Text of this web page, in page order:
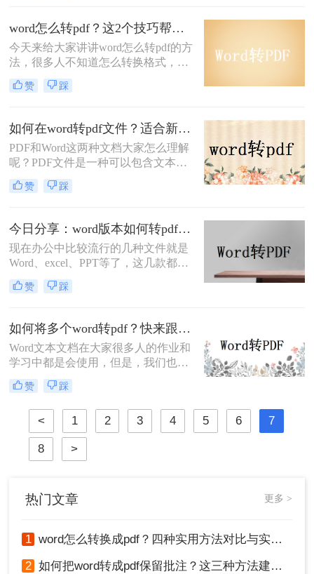
那么word文档怎么转pdf呢？方法并不
难，想要转换两者的格式，使用转换
器就能很快的完成，下面就来看看
word文档转换成pdf文档的步骤吧。
word怎么转pdf？这2个技巧帮你一分钟搞定，简单又快速！
今天来给大家讲讲word怎么转pdf的方
法，很多人不知道怎么转换格式，工
作之后经常遇到相同的问题，如果不
会，那就比较麻烦了，没关系，小编
文档，教你快速掌握转换方法。
赞 踩
如何在word转pdf文件？适合新手的2种方法推荐
PDF和Word这两种文档大家怎么理解
呢？PDF文件是一种可以包含文本图
片以及其他内容的文件，Word同样也
具有这样的优点，但是不同的是，
用的编辑文档，当我们需要保密文件
内容时就会将word转pdf文件，这样就
算发送给他人也可以在某种程度上保
障文档内容，那么你知道如何在word
转pdf文件吗？
赞 踩
今日分享：word版本如何转pdf？分享三种最简单的方法
现在办公中比较流行的几种文件就是
Word、excel、PPT等了，这几款都是
经常会用到的编辑软件，但是偶尔也
需要将这些制作好的文件转换成PDF
时，应该怎么转换呢？如果你的工作
经常和这些文档打交道，那么就一定
要学会这个word版本转pdf文件技能。
赞 踩
如何将多个word转pdf？快来跟我学这两个妙招
Word文本文档在大家很多人的作业和
学习中都是会使用，但是，我们也都
知道，它在传递和储存等方面而言，
是比不上PDF文档的。终究，PDF文
档的容积更小、可靠性和兼容模式更
强。因此，假如碰到必须给另一方传
输大文件的情况下，大部分人都是会
选择将word转pdf文件，那么如何将多
赞 踩
< 1 2 3 4 5 6 7
8 >
热门文章 更多 >
1 word怎么转换成pdf？四种实用方法对比与实操指南（附详细表格）！
2 如何把word转成pdf保留批注？这三种方法建议收藏！